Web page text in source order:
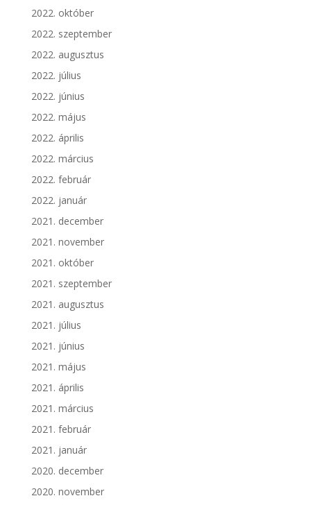
2022. október
2022. szeptember
2022. augusztus
2022. július
2022. június
2022. május
2022. április
2022. március
2022. február
2022. január
2021. december
2021. november
2021. október
2021. szeptember
2021. augusztus
2021. július
2021. június
2021. május
2021. április
2021. március
2021. február
2021. január
2020. december
2020. november